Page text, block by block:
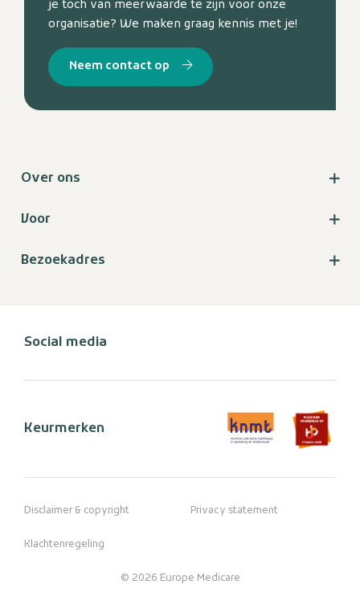
je toch van meerwaarde te zijn voor onze
organisatie? We maken graag kennis met je!
Neem contact op
Over ons
Voor
Bezoekadres
Social media
© 2026 Europe Medicare
Disclaimer & copyright Privacy statement
Klachtenregeling
Keurmerken